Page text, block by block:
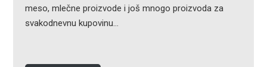
meso, mlečne proizvode i još mnogo proizvoda za
svakodnevnu kupovinu…